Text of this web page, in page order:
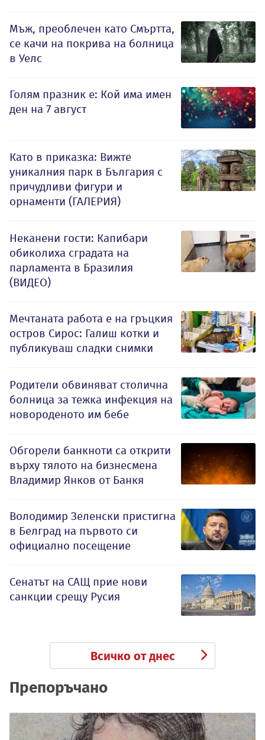
Мъж, преоблечен като Смъртта,
се качи на покрива на болница
в Уелс
Голям празник е: Кой има имен
ден на 7 август
Като в приказка: Вижте
уникалния парк в България с
причудливи фигури и
орнаменти (ГАЛЕРИЯ)
Неканени гости: Капибари
обиколиха сградата на
парламента в Бразилия
(ВИДЕО)
Мечтаната работа е на гръцкия
остров Сирос: Галиш котки и
публикуваш сладки снимки
Родители обвиняват столична
болница за тежка инфекция на
новороденото им бебе
Обгорели банкноти са открити
върху тялото на бизнесмена
Владимир Янков от Банкя
Володимир Зеленски пристигна
в Белград на първото си
официално посещение
Сенатът на САЩ прие нови
санкции срещу Русия
Всичко от днес
Препоръчано